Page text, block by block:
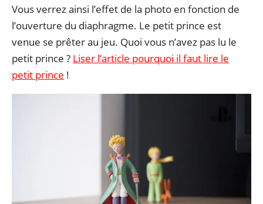
Vous verrez ainsi l’effet de la photo en fonction de
l’ouverture du diaphragme. Le petit prince est
venue se prêter au jeu. Quoi vous n’avez pas lu le
petit prince ? Liser l’article pourquoi il faut lire le
petit prince !